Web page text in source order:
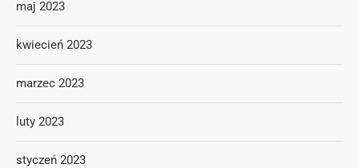
maj 2023
kwiecień 2023
marzec 2023
luty 2023
styczeń 2023